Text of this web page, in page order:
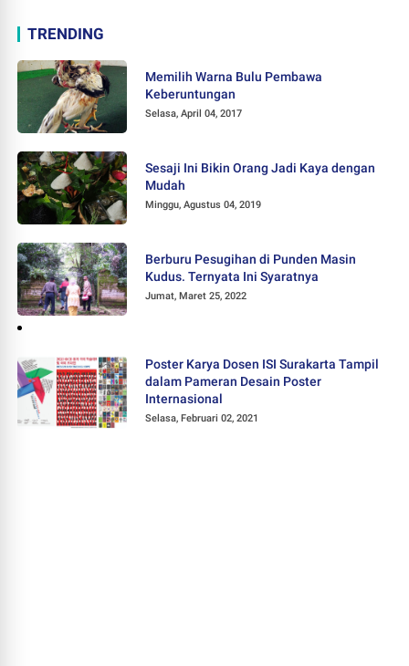
TRENDING
Memilih Warna Bulu Pembawa
Keberuntungan
Selasa, April 04, 2017
Sesaji Ini Bikin Orang Jadi Kaya dengan
Mudah
Minggu, Agustus 04, 2019
Berburu Pesugihan di Punden Masin
Kudus. Ternyata Ini Syaratnya
Jumat, Maret 25, 2022
Poster Karya Dosen ISI Surakarta Tampil
dalam Pameran Desain Poster
Internasional
Selasa, Februari 02, 2021